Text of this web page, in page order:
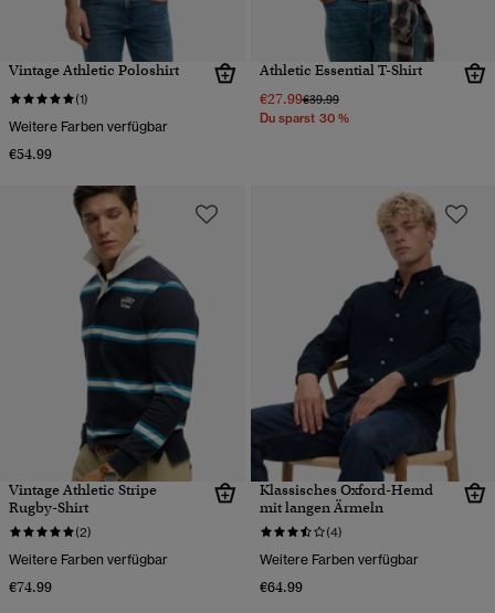
Vintage Athletic Poloshirt
(1)
Weitere Farben verfügbar
€54.99
Athletic Essential T-Shirt
€27.99Preis wurde reduziert von
€39.99bis
Du sparst 30 %
Vintage Athletic Stripe
Rugby-Shirt
(2)
Weitere Farben verfügbar
€74.99
Klassisches Oxford-Hemd
mit langen Ärmeln
(4)
Weitere Farben verfügbar
€64.99